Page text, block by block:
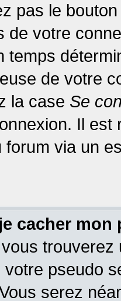
pas le
de votre
temps
de votre
la case Se
Il
via un
cacher
votre pseudo
serez